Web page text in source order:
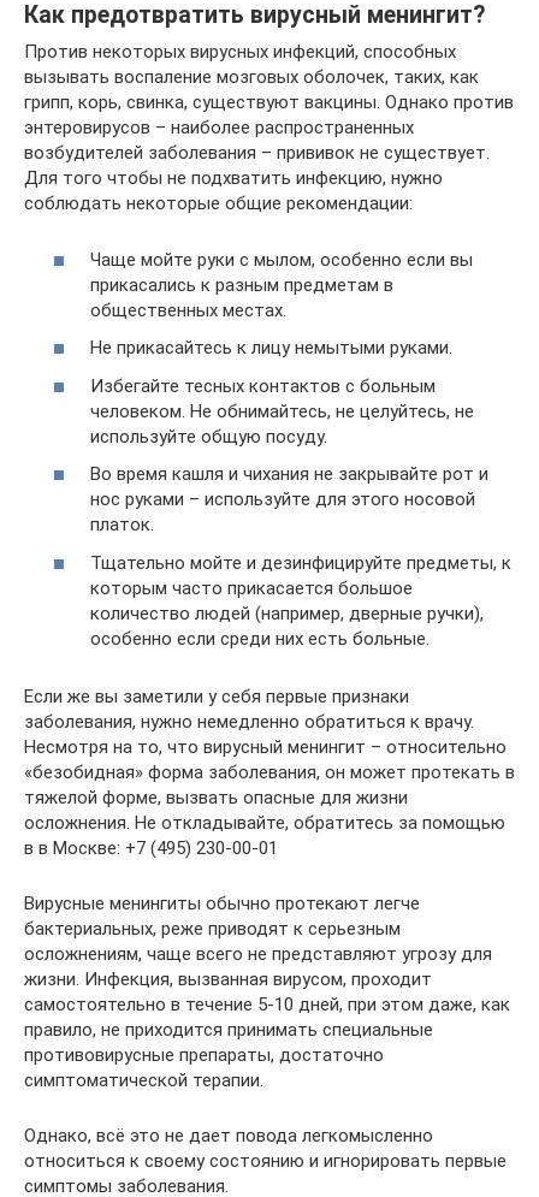
Как предотвратить вирусный менингит?
Против некоторых вирусных инфекций, способных
вызывать воспаление мозговых оболочек, таких, как
грипп, корь, свинка, существуют вакцины. Однако против
энтеровирусов – наиболее распространенных
возбудителей заболевания – прививок не существует.
Для того чтобы не подхватить инфекцию, нужно
соблюдать некоторые общие рекомендации:
Чаще мойте руки с мылом, особенно если вы
прикасались к разным предметам в
общественных местах.
Не прикасайтесь к лицу немытыми руками.
Избегайте тесных контактов с больным
человеком. Не обнимайтесь, не целуйтесь, не
используйте общую посуду.
Во время кашля и чихания не закрывайте рот и
нос руками – используйте для этого носовой
платок.
Тщательно мойте и дезинфицируйте предметы, к
которым часто прикасается большое
количество людей (например, дверные ручки),
особенно если среди них есть больные.
Если же вы заметили у себя первые признаки
заболевания, нужно немедленно обратиться к врачу.
Несмотря на то, что вирусный менингит – относительно
«безобидная» форма заболевания, он может протекать в
тяжелой форме, вызвать опасные для жизни
осложнения. Не откладывайте, обратитесь за помощью
в в Москве: +7 (495) 230-00-01
Вирусные менингиты обычно протекают легче
бактериальных, реже приводят к серьезным
осложнениям, чаще всего не представляют угрозу для
жизни. Инфекция, вызванная вирусом, проходит
самостоятельно в течение 5-10 дней, при этом даже, как
правило, не приходится принимать специальные
противовирусные препараты, достаточно
симптоматической терапии.
Однако, всё это не дает повода легкомысленно
относиться к своему состоянию и игнорировать первые
симптомы заболевания.